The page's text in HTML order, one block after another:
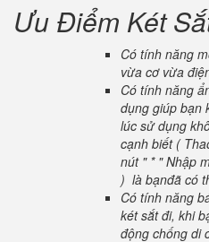
Ưu Điểm Két
Có tính năng
vừa cơ vừa
Có tính năng
dụng giúp bạn
lúc sử dụng
cạnh biết (
nút " * " Nhập
) là bạnđã có
Có tính năng
két sắt đi, khi
động chống di